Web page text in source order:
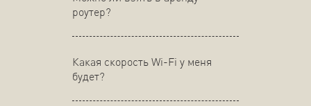
роутер?
Какая скорость Wi-Fi у меня
будет?